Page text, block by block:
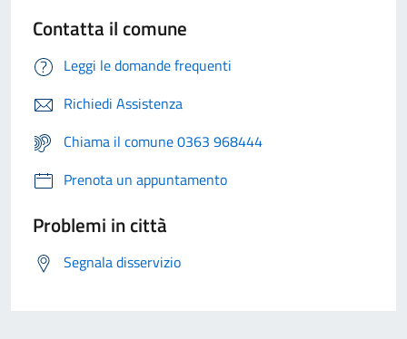
Contatta il comune
Leggi le domande frequenti
Richiedi Assistenza
Chiama il comune 0363 968444
Prenota un appuntamento
Problemi in città
Segnala disservizio